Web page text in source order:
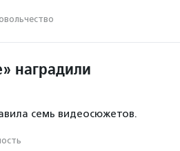
наградили
семь видеосюжетов.